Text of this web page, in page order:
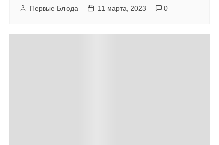
Первые Блюда 11 марта, 2023 0